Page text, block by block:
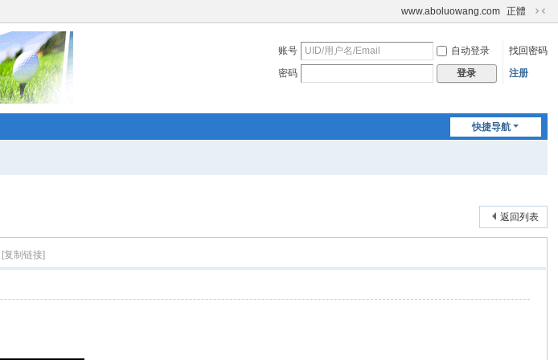
www.aboluowang.com 正體
切
到
账号 自动登录
找回密码
密码
登录 注册
快捷导航
返回列表
[复制链接]